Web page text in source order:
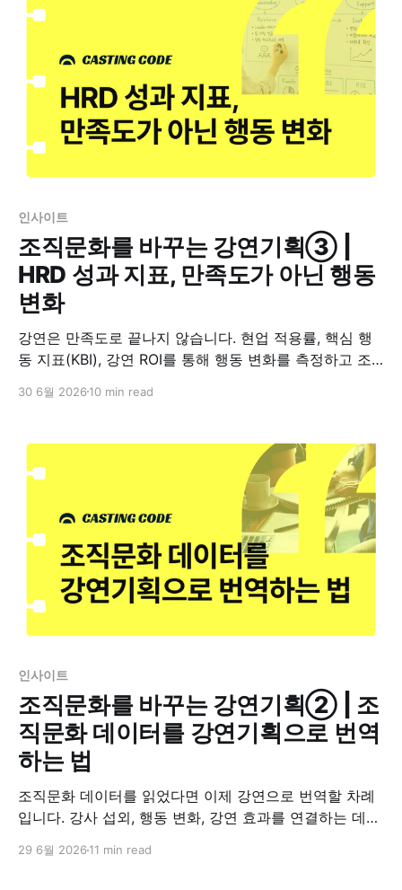
인사이트
조직문화를 바꾸는 강연기획③ |
HRD 성과 지표, 만족도가 아닌 행동
변화
강연은 만족도로 끝나지 않습니다. 현업 적용률, 핵심 행
동 지표(KBI), 강연 ROI를 통해 행동 변화를 측정하고 조
니다.
30 6월 2026 10 min read
인사이트
조직문화를 바꾸는 강연기획② | 조
직문화 데이터를 강연기획으로 번역
하는 법
조직문화 데이터를 읽었다면 이제 강연으로 번역할 차례
입니다. 강사 섭외, 행동 변화, 강연 효과를 연결하는 데이
29 6월 2026 11 min read